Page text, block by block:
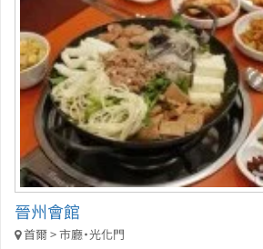
晉州會館
首爾 > 市廳・光化門